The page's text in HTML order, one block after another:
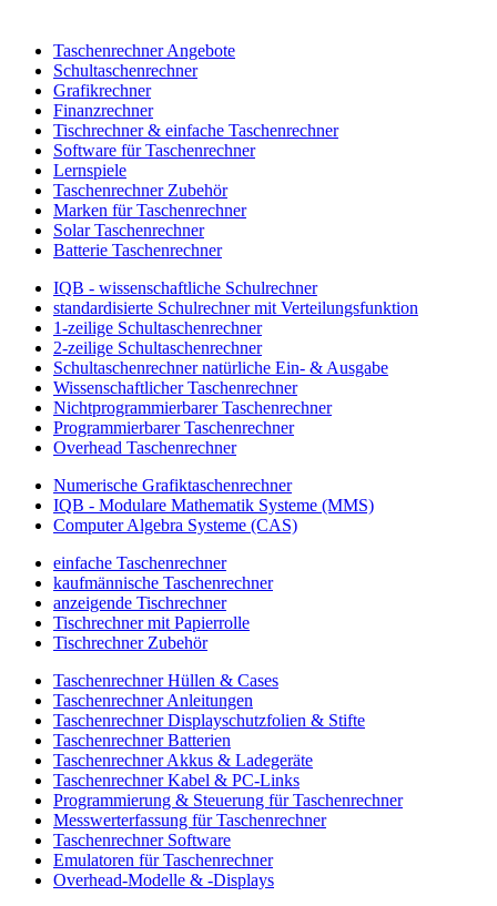
Taschenrechner Angebote
Schultaschenrechner
Grafikrechner
Finanzrechner
Tischrechner & einfache Taschenrechner
Software für Taschenrechner
Lernspiele
Taschenrechner Zubehör
Marken für Taschenrechner
Solar Taschenrechner
Batterie Taschenrechner
IQB - wissenschaftliche Schulrechner
standardisierte Schulrechner mit Verteilungsfunktion
1-zeilige Schultaschenrechner
2-zeilige Schultaschenrechner
Schultaschenrechner natürliche Ein- & Ausgabe
Wissenschaftlicher Taschenrechner
Nichtprogrammierbarer Taschenrechner
Programmierbarer Taschenrechner
Overhead Taschenrechner
Numerische Grafiktaschenrechner
IQB - Modulare Mathematik Systeme (MMS)
Computer Algebra Systeme (CAS)
einfache Taschenrechner
kaufmännische Taschenrechner
anzeigende Tischrechner
Tischrechner mit Papierrolle
Tischrechner Zubehör
Taschenrechner Hüllen & Cases
Taschenrechner Anleitungen
Taschenrechner Displayschutzfolien & Stifte
Taschenrechner Batterien
Taschenrechner Akkus & Ladegeräte
Taschenrechner Kabel & PC-Links
Programmierung & Steuerung für Taschenrechner
Messwerterfassung für Taschenrechner
Taschenrechner Software
Emulatoren für Taschenrechner
Overhead-Modelle & -Displays